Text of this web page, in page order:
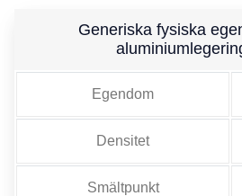
Generiska fysiska
Egendom
Densitet
Smältpunkt